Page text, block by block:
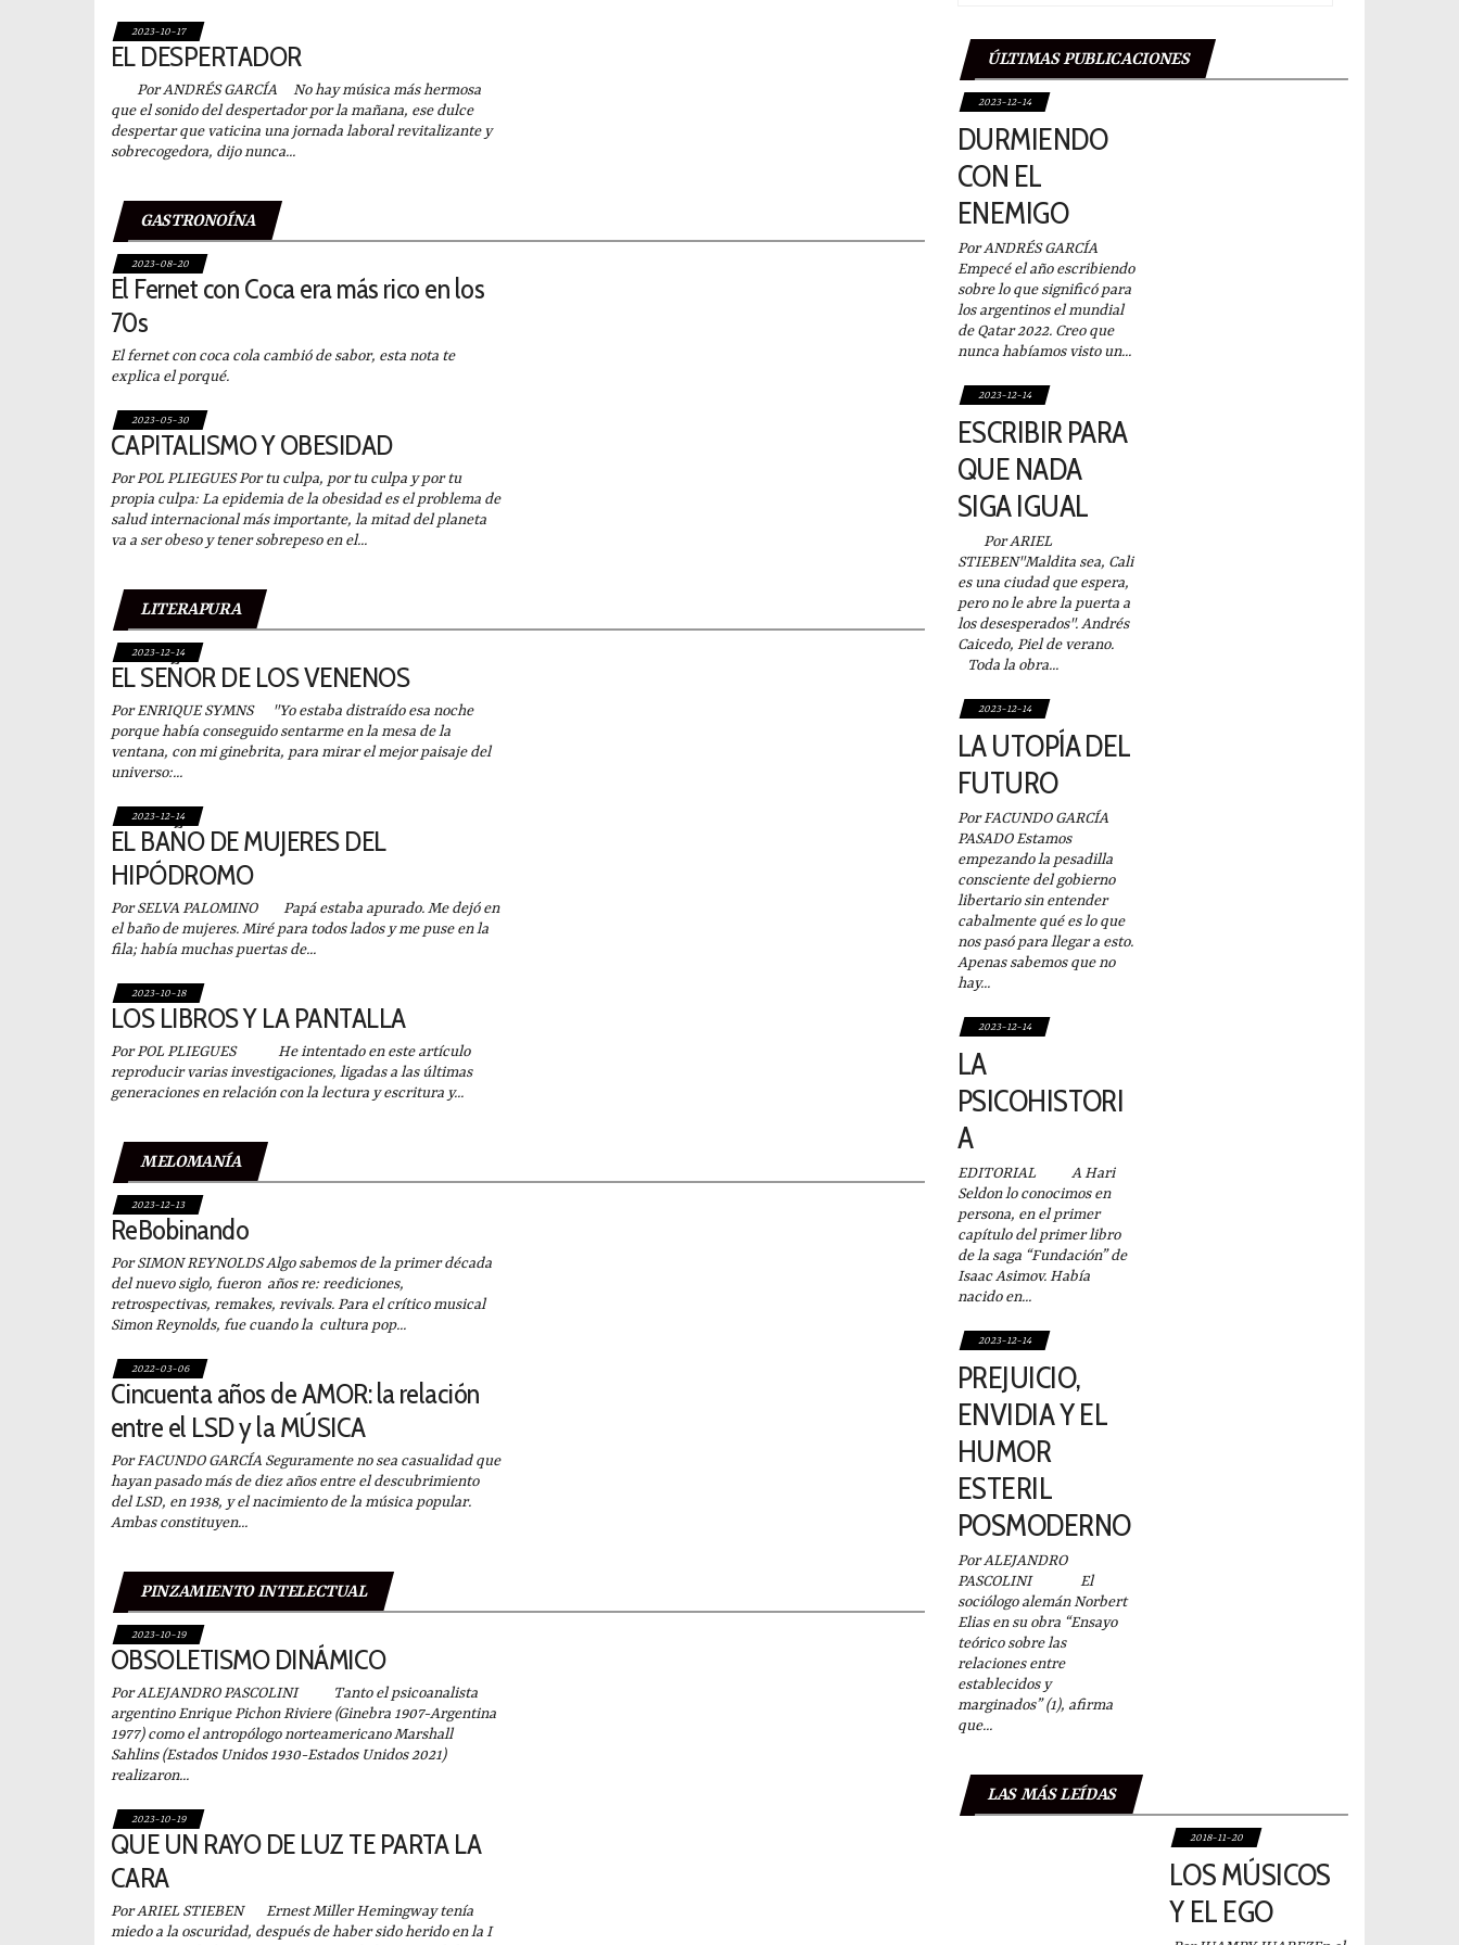
2023-10-17
EL DESPERTADOR
Por ANDRÉS GARCÍA No hay música más hermosa
que el sonido del despertador por la mañana, ese dulce
despertar que vaticina una jornada laboral revitalizante y
sobrecogedora, dijo nunca...
GASTRONOÍNA
2023-08-20
El Fernet con Coca era más rico en los
70s
El fernet con coca cola cambió de sabor, esta nota te
explica el porqué.
2023-05-30
CAPITALISMO Y OBESIDAD
Por POL PLIEGUES Por tu culpa, por tu culpa y por tu
propia culpa: La epidemia de la obesidad es el problema de
salud internacional más importante, la mitad del planeta
va a ser obeso y tener sobrepeso en el...
LITERAPURA
2023-12-14
EL SEÑOR DE LOS VENENOS
Por ENRIQUE SYMNS "Yo estaba distraído esa noche
porque había conseguido sentarme en la mesa de la
ventana, con mi ginebrita, para mirar el mejor paisaje del
universo:...
2023-12-14
EL BAÑO DE MUJERES DEL
HIPÓDROMO
Por SELVA PALOMINO Papá estaba apurado. Me dejó en
el baño de mujeres. Miré para todos lados y me puse en la
fila; había muchas puertas de...
2023-10-18
LOS LIBROS Y LA PANTALLA
Por POL PLIEGUES He intentado en este artículo
reproducir varias investigaciones, ligadas a las últimas
generaciones en relación con la lectura y escritura y...
MELOMANÍA
2023-12-13
ReBobinando
Por SIMON REYNOLDS Algo sabemos de la primer década
del nuevo siglo, fueron años re: reediciones,
retrospectivas, remakes, revivals. Para el crítico musical
Simon Reynolds, fue cuando la cultura pop...
2022-03-06
Cincuenta años de AMOR: la relación
entre el LSD y la MÚSICA
Por FACUNDO GARCÍA Seguramente no sea casualidad que
hayan pasado más de diez años entre el descubrimiento
del LSD, en 1938, y el nacimiento de la música popular.
Ambas constituyen...
PINZAMIENTO INTELECTUAL
2023-10-19
OBSOLETISMO DINÁMICO
Por ALEJANDRO PASCOLINI Tanto el psicoanalista
argentino Enrique Pichon Riviere (Ginebra 1907-Argentina
1977) como el antropólogo norteamericano Marshall
Sahlins (Estados Unidos 1930-Estados Unidos 2021)
realizaron...
2023-10-19
QUE UN RAYO DE LUZ TE PARTA LA
CARA
Por ARIEL STIEBEN Ernest Miller Hemingway tenía
miedo a la oscuridad, después de haber sido herido en la I
ÚLTIMAS PUBLICACIONES
2023-12-14
DURMIENDO
CON EL
ENEMIGO
Por ANDRÉS GARCÍA
Empecé el año escribiendo
sobre lo que significó para
los argentinos el mundial
de Qatar 2022. Creo que
nunca habíamos visto un...
2023-12-14
ESCRIBIR PARA
QUE NADA
SIGA IGUAL
Por ARIEL
STIEBEN"Maldita sea, Cali
es una ciudad que espera,
pero no le abre la puerta a
los desesperados". Andrés
Caicedo, Piel de verano.
Toda la obra...
2023-12-14
LA UTOPÍA DEL
FUTURO
Por FACUNDO GARCÍA
PASADO Estamos
empezando la pesadilla
consciente del gobierno
libertario sin entender
cabalmente qué es lo que
nos pasó para llegar a esto.
Apenas sabemos que no
hay...
2023-12-14
LA
PSICOHISTORI
A
EDITORIAL A Hari
Seldon lo conocimos en
persona, en el primer
capítulo del primer libro
de la saga “Fundación” de
Isaac Asimov. Había
nacido en...
2023-12-14
PREJUICIO,
ENVIDIA Y EL
HUMOR
ESTERIL
POSMODERNO
Por ALEJANDRO
PASCOLINI El
sociólogo alemán Norbert
Elias en su obra “Ensayo
teórico sobre las
relaciones entre
establecidos y
marginados” (1), afirma
que...
LAS MÁS LEÍDAS
2018-11-20
LOS MÚSICOS
Y EL EGO